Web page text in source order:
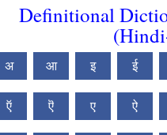
Definitional
अ आ इ ई
ऍ ऎ ए ऐ